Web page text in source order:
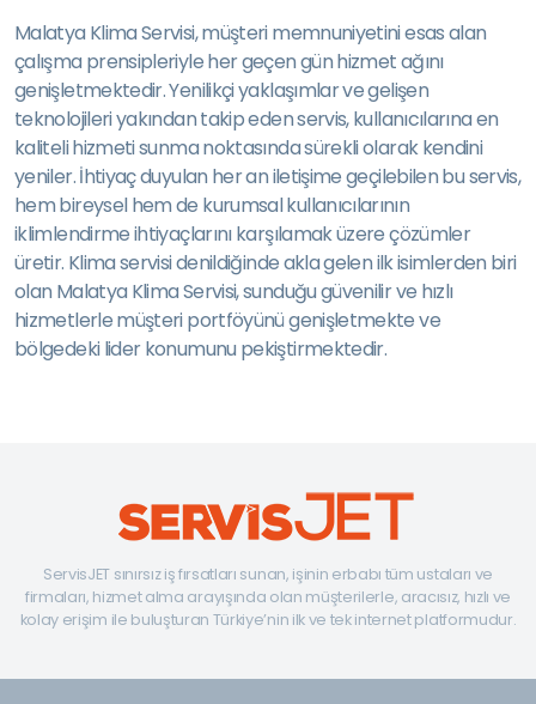
Malatya Klima Servisi, müşteri memnuniyetini esas alan
çalışma prensipleriyle her geçen gün hizmet ağını
genişletmektedir. Yenilikçi yaklaşımlar ve gelişen
teknolojileri yakından takip eden servis, kullanıcılarına en
kaliteli hizmeti sunma noktasında sürekli olarak kendini
yeniler. İhtiyaç duyulan her an iletişime geçilebilen bu servis,
hem bireysel hem de kurumsal kullanıcılarının
iklimlendirme ihtiyaçlarını karşılamak üzere çözümler
üretir. Klima servisi denildiğinde akla gelen ilk isimlerden biri
olan Malatya Klima Servisi, sunduğu güvenilir ve hızlı
hizmetlerle müşteri portföyünü genişletmekte ve
bölgedeki lider konumunu pekiştirmektedir.
ServisJET sınırsız iş fırsatları sunan, işinin erbabı tüm ustaları ve
firmaları, hizmet alma arayışında olan müşterilerle, aracısız, hızlı ve
kolay erişim ile buluşturan Türkiye’nin ilk ve tek internet platformudur.